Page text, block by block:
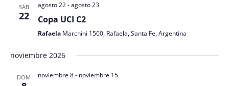
SÁB
22
agosto 22-agosto 23
Copa UCI C2
Rafaela Marchini 1500, Rafaela, Santa Fe, Argentina
noviembre 2026
DOM noviembre 8- noviembre 15